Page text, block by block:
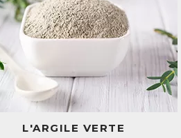
Cette action est complétée par
apaisantes et régénérantes. Le tout est
à l’inflammation.
gélules végétales Cartidol qui agissent
normalisant la réponse
L'ARGILE VERTE